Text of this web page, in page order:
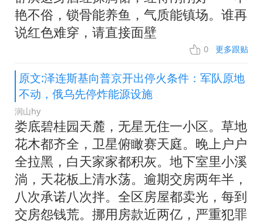
艳不俗，锁骨能养鱼，气质能镇场。谁再
说红色难穿，请直接面壁
0 更多跟贴
原文:泽连斯基向普京开出停火条件：军队原地
不动，俄乌先停炸能源设施
润山hy
娄底碧桂园天麓，无星无住一小区。草地
花木都齐全，卫星俯瞰赛天庭。晚上户户
全拉黑，白天家家都积灰。地下室里小溪
淌，天花板上清水荡。逾期交房两年半，
八次承诺八次拌。全区房屋都卖光，每到
交房怨钱荒。挪用房款近两亿，严重犯罪